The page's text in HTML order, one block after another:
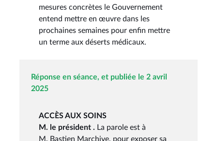
mesures concrètes le Gouvernement
entend mettre en œuvre dans les
prochaines semaines pour enfin mettre
un terme aux déserts médicaux.
Réponse en séance, et publiée le 2 avril
2025
ACCÈS AUX SOINS
M. le président . La parole est à
M. Bastien Marchive, pour exposer sa